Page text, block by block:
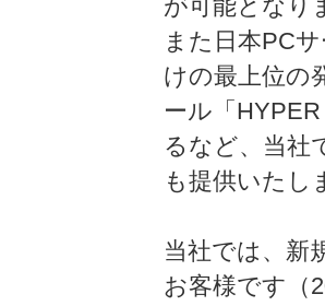
が可能となり
また日本PC
けの最上位の
ール「
るなど、当社
も提供いたし
当社では、新
お客様です（